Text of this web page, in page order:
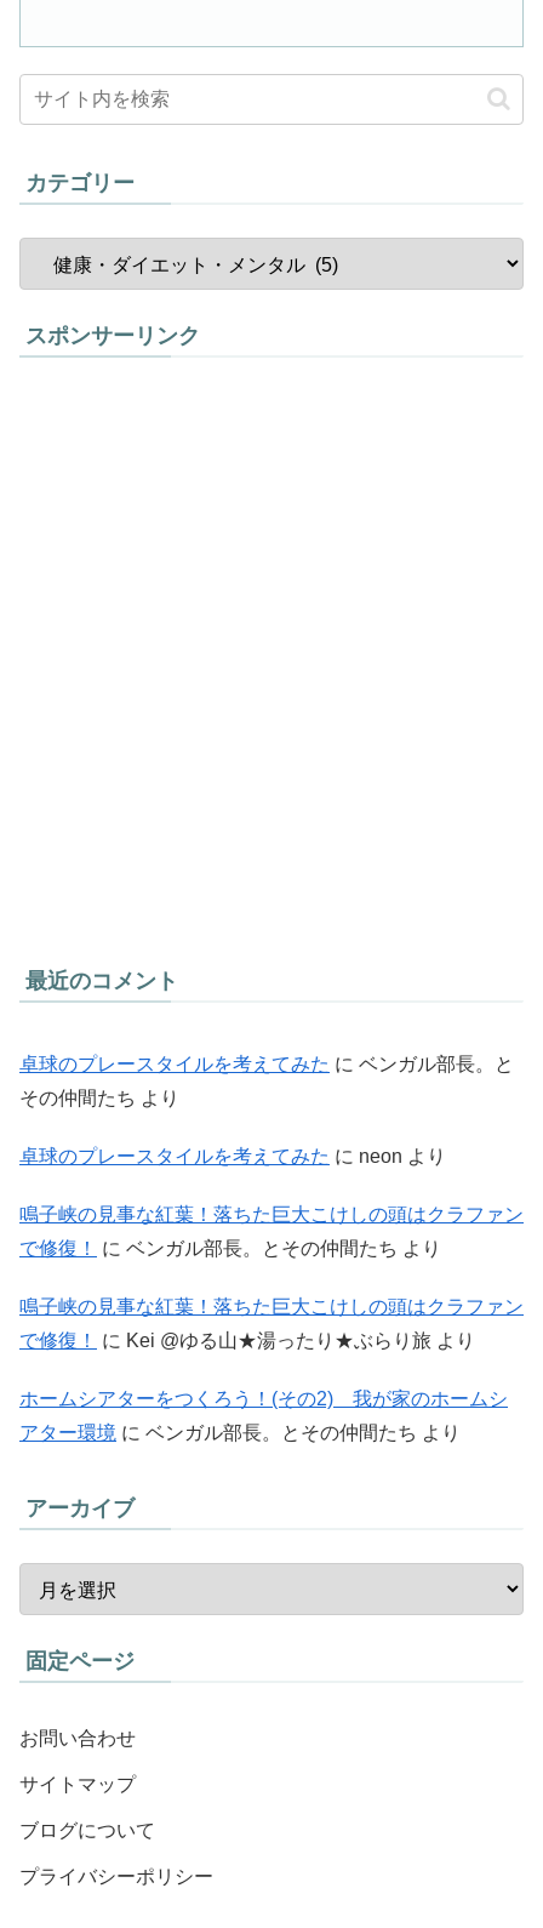
カテゴリー
スポンサーリンク
最近のコメント
卓球のプレースタイルを考えてみた に ベンガル部長。と
その仲間たち より
卓球のプレースタイルを考えてみた に neon より
鳴子峡の見事な紅葉！落ちた巨大こけしの頭はクラファン
で修復！
に ベンガル部長。とその仲間たち より
鳴子峡の見事な紅葉！落ちた巨大こけしの頭はクラファン
で修復！
に Kei @ゆる山★湯ったり★ぶらり旅 より
ホームシアターをつくろう！(その2) 我が家のホームシ
アター環境 に ベンガル部長。とその仲間たち より
アーカイブ
固定ページ
お問い合わせ
サイトマップ
ブログについて
プライバシーポリシー